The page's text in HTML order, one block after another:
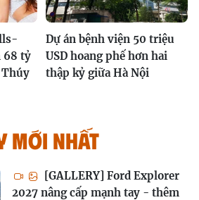
68 tỷ
Thúy
Dự án bệnh viện 50 triệu
USD hoang phế hơn hai
thập kỷ giữa Hà Nội
MỚI NHẤT
[GALLERY] Ford Explorer
2027 nâng cấp mạnh tay - thêm